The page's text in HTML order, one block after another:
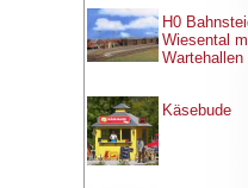
H0
Wiesental
Wartehallen
Käsebude